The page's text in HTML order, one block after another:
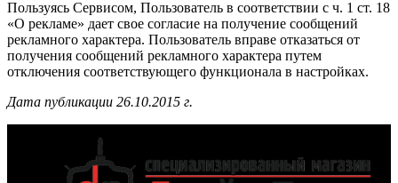
Пользуясь Сервисом, Пользователь в соответствии с ч. 1 ст. 18
«О рекламе» дает свое согласие на получение сообщений
рекламного характера. Пользователь вправе отказаться от
получения сообщений рекламного характера путем
отключения соответствующего функционала в настройках.
Дата публикации 26.10.2015 г.